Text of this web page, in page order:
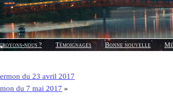
nous ? Témoignages Bonne nouvelle
du 23 avril 2017
du 7 mai 2017 »